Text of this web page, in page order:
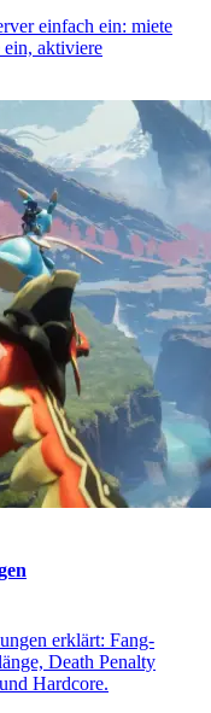
einfach ein: miete
ein, aktiviere
erklärt: Fang-
Death Penalty
Hardcore.